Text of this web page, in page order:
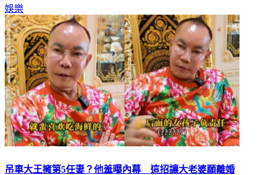
娛樂
吊車大王擁第5任妻？他羞曝內幕 這招讓大老婆願離婚